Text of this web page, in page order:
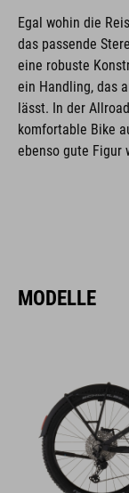
Egal wohin die
das passende
eine robuste
ein Handling, das
lässt. In der
komfortable Bike
ebenso gute Figur
MODELLE